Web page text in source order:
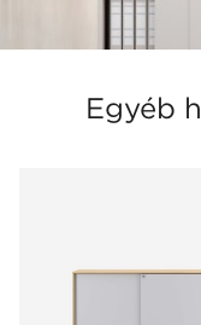
Egyéb